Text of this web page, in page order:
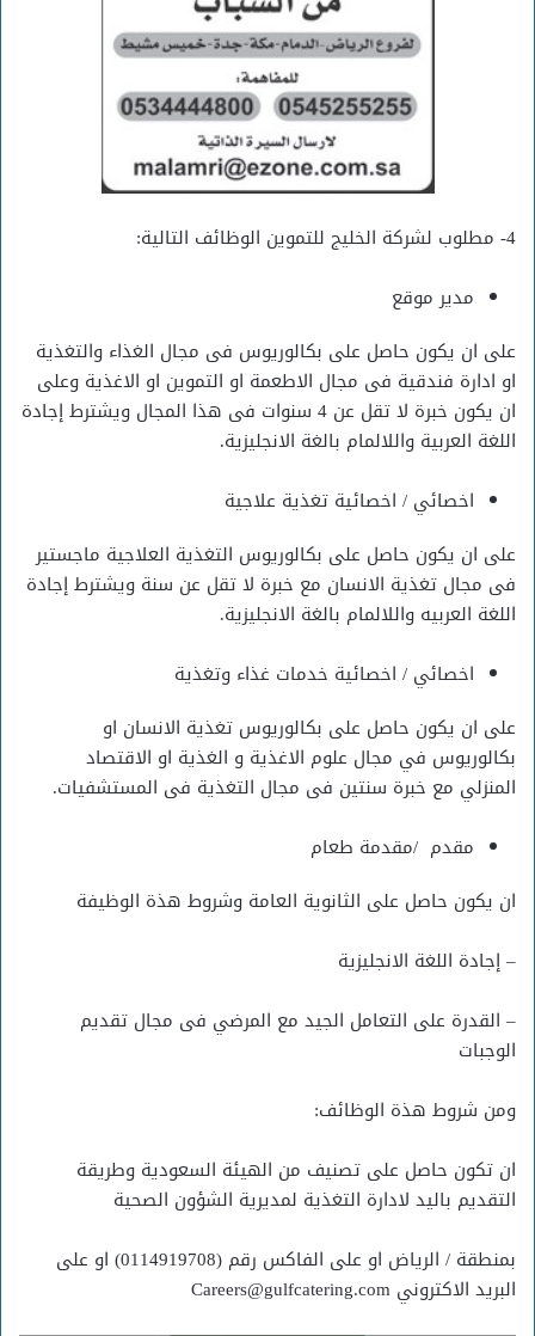
4- مطلوب لشركة الخليج للتموين الوظائف التالية:
مدير موقع
على ان يكون حاصل على بكالوريوس فى مجال الغذاء والتغذية
او ادارة فندقية فى مجال الاطعمة او التموين او الاغذية وعلى
ان يكون خبرة لا تقل عن 4 سنوات فى هذا المجال ويشترط إجادة
اللغة العربية واللالمام بالغة الانجليزية.
اخصائي / اخصائية تغذية علاجية
على ان يكون حاصل على بكالوريوس التغذية العلاجية ماجستير
فى مجال تغذية الانسان مع خبرة لا تقل عن سنة ويشترط إجادة
اللغة العربيه واللالمام بالغة الانجليزية.
اخصائي / اخصائية خدمات غذاء وتغذية
على ان يكون حاصل على بكالوريوس تغذية الانسان او
بكالوريوس في مجال علوم الاغذية و الغذية او الاقتصاد
المنزلي مع خبرة سنتين فى مجال التغذية فى المستشفيات.
مقدم /مقدمة طعام
ان يكون حاصل على الثانوية العامة وشروط هذة الوظيفة
– إجادة اللغة الانجليزية
– القدرة على التعامل الجيد مع المرضي فى مجال تقديم
الوجبات
ومن شروط هذة الوظائف:
ان تكون حاصل على تصنيف من الهيئة السعودية وطريقة
التقديم باليد لادارة التغذية لمديرية الشؤون الصحية
بمنطقة / الرياض او على الفاكس رقم (0114919708) او على
البريد الاكتروني Careers@gulfcatering.com